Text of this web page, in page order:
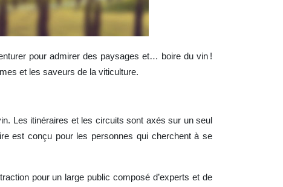
pour admirer des paysages et… boire du vin !
et les saveurs de la viticulture.
Les itinéraires et les circuits sont axés sur un seul
est conçu pour les personnes qui cherchent à se
pour un large public composé d’experts et de